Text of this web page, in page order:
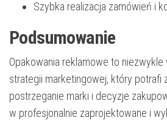
Szybka realizacja zamówień i
Podsumowanie
Opakowania reklamowe to
strategii marketingowej, który potrafi
postrzeganie marki i decyzje
w profesjonalnie zaprojektowane i